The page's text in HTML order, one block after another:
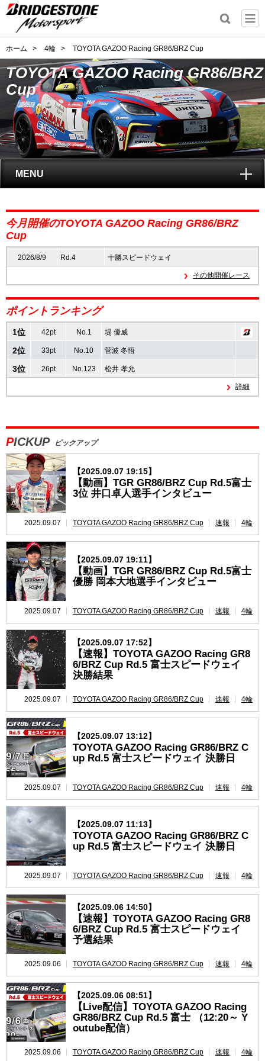
ホーム > 4輪 > TOYOTA GAZOO Racing GR86/BRZ Cup
TOYOTA GAZOO Racing GR86/BRZ
Cup
MENU
GAZOO Racing GR86/BRZ Cupとは?
レポート
レース開催スケジュール
ポイントランキング
GAZOO Racing GR86/BRZ Cup INSIGHT
今月開催のTOYOTA GAZOO Racing GR86/BRZ
Cup
その他開催レース
2026/8/9 Rd.4 十勝スピードウェイ
ポイントランキング
詳細
1位 42pt No.1 堤 優威
2位 33pt No.10 菅波 冬悟
3位 26pt No.123 松井 孝允
PICKUP ピックアップ
【2025.09.07 19:15】
【動画】TGR GR86/BRZ Cup Rd.5富士
3位 井口卓人選手インタビュー
2025.09.07 TOYOTA GAZOO Racing GR86/BRZ Cup 速報 4輪
【2025.09.07 19:11】
【動画】TGR GR86/BRZ Cup Rd.5富士
優勝 岡本大地選手インタビュー
2025.09.07 TOYOTA GAZOO Racing GR86/BRZ Cup 速報 4輪
【2025.09.07 17:52】
【速報】TOYOTA GAZOO Racing GR8
6/BRZ Cup Rd.5 富士スピードウェイ
決勝結果
2025.09.07 TOYOTA GAZOO Racing GR86/BRZ Cup 速報 4輪
【2025.09.07 13:12】
TOYOTA GAZOO Racing GR86/BRZ C
up Rd.5 富士スピードウェイ 決勝日
2025.09.07 TOYOTA GAZOO Racing GR86/BRZ Cup 速報 4輪
【2025.09.07 11:13】
TOYOTA GAZOO Racing GR86/BRZ C
up Rd.5 富士スピードウェイ 決勝日
2025.09.07 TOYOTA GAZOO Racing GR86/BRZ Cup 速報 4輪
【2025.09.06 14:50】
【速報】TOYOTA GAZOO Racing GR8
6/BRZ Cup Rd.5 富士スピードウェイ
予選結果
2025.09.06 TOYOTA GAZOO Racing GR86/BRZ Cup 速報 4輪
【2025.09.06 08:51】
【Live配信】TOYOTA GAZOO Racing
GR86/BRZ Cup Rd.5 富士 （12:20～ Y
outube配信）
2025.09.06 TOYOTA GAZOO Racing GR86/BRZ Cup 速報 4輪